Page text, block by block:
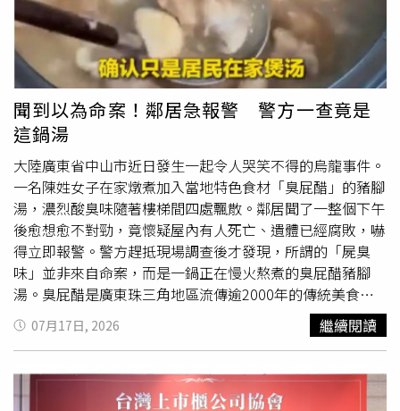
膚破損而難以入睡；白天則容易喘、體力大不如前。她沒有
將這些情況視為疾病警訊，只認為年紀大了，還陸續把店裡
的工作交給家人，對外解釋是在培養下一代。回診時，婦人
的肌酸酐已升至9.6 mg/dL，遠高於成年女性約0.5至1.3
mg/dL的參考範圍。醫師詢問她有沒有食慾不振、搔癢或呼
吸喘，她仍淡淡表示自己沒有大礙，只是逐漸變老。陪同看
診的兒子當場補充，母親不僅長期吃不下東西，半夜還會抓
癢抓到破皮，短短3個月內更已減輕4公斤。將家屬觀察到的
變化與檢驗結果放在一起評估後，醫師確認她已出現噁心、
食慾下降、體重流失、皮膚搔癢、呼吸喘及體力衰退等尿毒
症表現。林軒任表示，婦人的身體狀況已受到體內代謝廢物
累積影響，若繼續等待，可能讓營養及整體健康進一步惡
化，因此必須盡快接受血液透析，藉此排除體內廢物及多餘
水分。也就是說，讓她需要洗腎的原因並非肌酸酐剛好來到
9.6，而是腎衰竭症狀已全面介入生活。慢性腎衰竭進入後
期後，患者常會不自覺縮小生活範圍。沒胃口便少吃、少煮
一道菜；走路會喘就不再出門；無法繼續工作則改口說要讓
晚輩接手。這些看似普通的生活調整，可能是身體為了應付
不適而進入「省電模式」，未必只是自然老化。林軒任指
聞到以為命案！鄰居急報警 警方一查竟是
這鍋湯
大陸廣東省中山市近日發生一起令人哭笑不得的烏龍事件。
一名陳姓女子在家燉煮加入當地特色食材「臭屁醋」的豬腳
湯，濃烈酸臭味隨著樓梯間四處飄散。鄰居聞了一整個下午
後愈想愈不對勁，竟懷疑屋內有人死亡、遺體已經腐敗，嚇
得立即報警。警方趕抵現場調查後才發現，所謂的「屍臭
味」並非來自命案，而是一鍋正在慢火熬煮的臭屁醋豬腳
湯。臭屁醋是廣東珠三角地區流傳逾2000年的傳統美食，
因特殊酸臭味聞名，卻也意外引發鄰居誤報案。（示意圖／
翻攝自花都區文化館）綜合《南方都市報》、《瀟湘晨
報》、《錢江晚報》及《深圳晚報》等陸媒報導，事件發生
於7月14日。陳女當天在住處以小火燉煮豬腳湯，並加入廣
東珠三角地區常見的傳統發酵食材「臭屁醋」，整鍋湯持續
07月17日, 2026 繼續閱讀